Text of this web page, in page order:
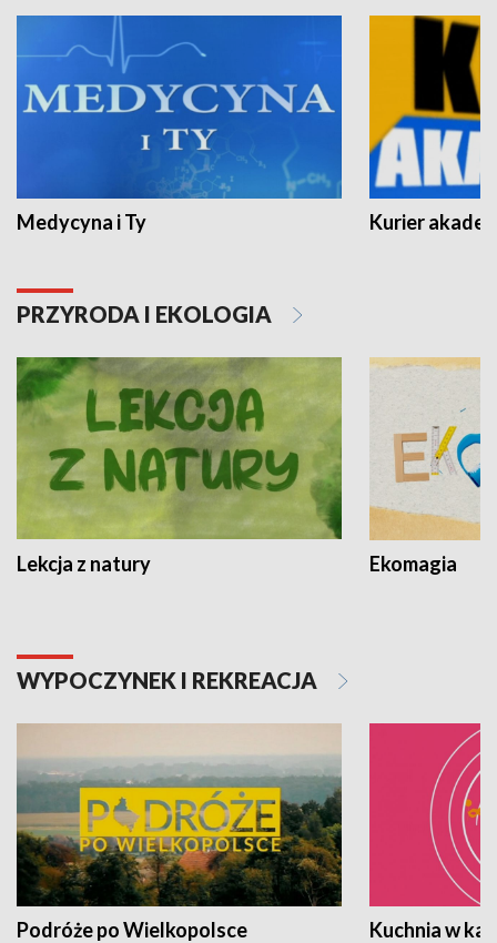
Medycyna i Ty Kurier
PRZYRODA I EKOLOGIA
Lekcja z natury Ekomagia
WYPOCZYNEK I REKREACJA
Podróże po Wielkopolsce Kuchnia w